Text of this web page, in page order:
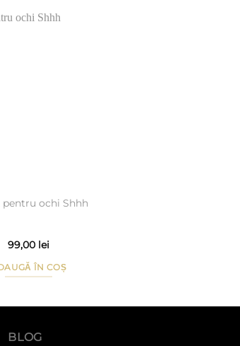
pentru ochi Shhh
99,00 lei
ÎN COȘ
BLOG